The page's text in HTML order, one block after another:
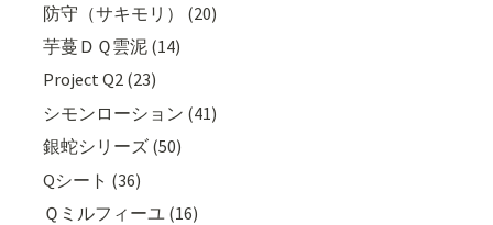
防守（サキモリ） (20)
芋蔓ＤＱ雲泥 (14)
Project Q2 (23)
シモンローション (41)
銀蛇シリーズ (50)
Qシート (36)
Ｑミルフィーユ (16)